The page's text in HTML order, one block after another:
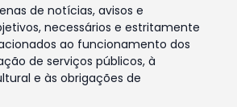
de notícias, avisos e
necessários e estritamente
ao funcionamento dos
de serviços públicos, à
e às obrigações de